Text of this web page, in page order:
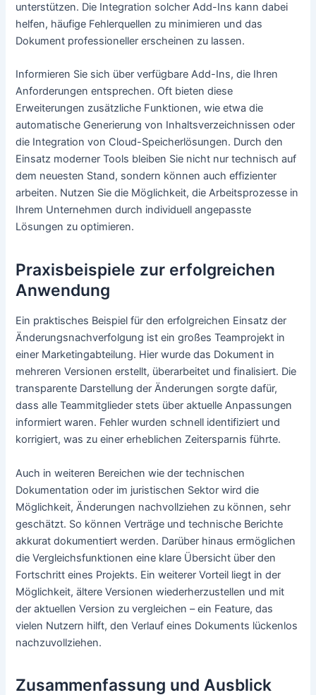
unterstützen. Die Integration solcher Add-Ins kann dabei
helfen, häufige Fehlerquellen zu minimieren und das
Dokument professioneller erscheinen zu lassen.
Informieren Sie sich über verfügbare Add-Ins, die Ihren
Anforderungen entsprechen. Oft bieten diese
Erweiterungen zusätzliche Funktionen, wie etwa die
automatische Generierung von Inhaltsverzeichnissen oder
die Integration von Cloud-Speicherlösungen. Durch den
Einsatz moderner Tools bleiben Sie nicht nur technisch auf
dem neuesten Stand, sondern können auch effizienter
arbeiten. Nutzen Sie die Möglichkeit, die Arbeitsprozesse in
Ihrem Unternehmen durch individuell angepasste
Lösungen zu optimieren.
Praxisbeispiele zur erfolgreichen
Anwendung
Ein praktisches Beispiel für den erfolgreichen Einsatz der
Änderungsnachverfolgung ist ein großes Teamprojekt in
einer Marketingabteilung. Hier wurde das Dokument in
mehreren Versionen erstellt, überarbeitet und finalisiert. Die
transparente Darstellung der Änderungen sorgte dafür,
dass alle Teammitglieder stets über aktuelle Anpassungen
informiert waren. Fehler wurden schnell identifiziert und
korrigiert, was zu einer erheblichen Zeitersparnis führte.
Auch in weiteren Bereichen wie der technischen
Dokumentation oder im juristischen Sektor wird die
Möglichkeit, Änderungen nachvollziehen zu können, sehr
geschätzt. So können Verträge und technische Berichte
akkurat dokumentiert werden. Darüber hinaus ermöglichen
die Vergleichsfunktionen eine klare Übersicht über den
Fortschritt eines Projekts. Ein weiterer Vorteil liegt in der
Möglichkeit, ältere Versionen wiederherzustellen und mit
der aktuellen Version zu vergleichen – ein Feature, das
vielen Nutzern hilft, den Verlauf eines Dokuments lückenlos
nachzuvollziehen.
Zusammenfassung und Ausblick